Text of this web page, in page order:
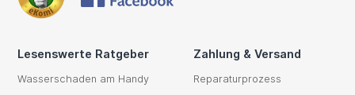
Lesenswerte Ratgeber
Wasserschaden am Handy
Zahlung & Versand
Reparaturprozess